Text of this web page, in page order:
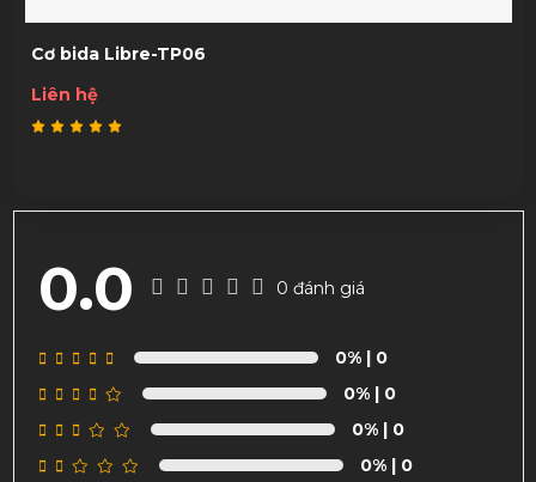
Cơ bida Libre-TP06
Liên hệ
0.0 0 đánh giá
0%| 0
0%| 0
0%| 0
0%| 0